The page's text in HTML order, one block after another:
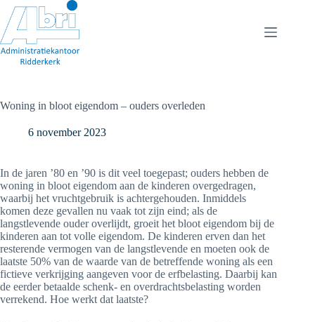
naar
de
inhoud
Woning in bloot eigendom – ouders overleden
6 november 2023
In de jaren ’80 en ’90 is dit veel toegepast; ouders hebben de
woning in bloot eigendom aan de kinderen overgedragen,
waarbij het vruchtgebruik is achtergehouden. Inmiddels
komen deze gevallen nu vaak tot zijn eind; als de
langstlevende ouder overlijdt, groeit het bloot eigendom bij de
kinderen aan tot volle eigendom. De kinderen erven dan het
resterende vermogen van de langstlevende en moeten ook de
laatste 50% van de waarde van de betreffende woning als een
fictieve verkrijging aangeven voor de erfbelasting. Daarbij kan
de eerder betaalde schenk- en overdrachtsbelasting worden
verrekend. Hoe werkt dat laatste?